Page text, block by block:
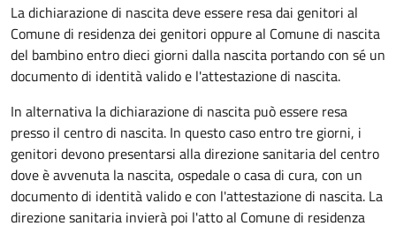
La dichiarazione di nascita deve essere resa dai genitori al
Comune di residenza dei genitori oppure al Comune di nascita
del bambino entro dieci giorni dalla nascita portando con sé un
documento di identità valido e l'attestazione di nascita.
In alternativa la dichiarazione di nascita può essere resa
presso il centro di nascita. In questo caso entro tre giorni, i
genitori devono presentarsi alla direzione sanitaria del centro
dove è avvenuta la nascita, ospedale o casa di cura, con un
documento di identità valido e con l'attestazione di nascita. La
direzione sanitaria invierà poi l'atto al Comune di residenza